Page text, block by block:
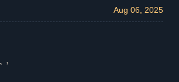
玩法介绍
Aug 06, 2025